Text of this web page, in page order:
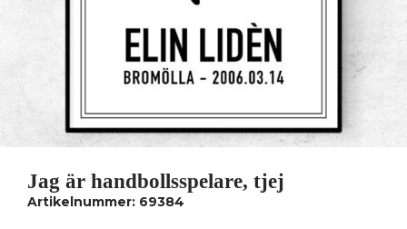
Jag är handbollsspelare, tjej
Artikelnummer: 69384